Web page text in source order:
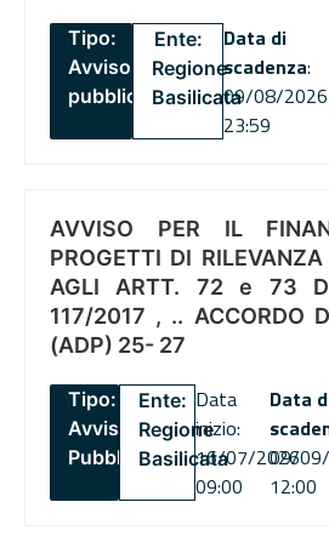
Tipo:
Avviso
pubblico
Ente:
Regione
Basilicata
Data di
scadenza:
09/08/2026
23:59
AVVISO PER IL
PROGETTI DI
AGLI ARTT. 72 e 73
117/2017 , .. ACCORDO
(ADP) 25- 27
Tipo:
Avviso
Pubblico
Ente:
Regione
Basilicata
Data
inizio:
16/07/2026
09:00
Data
09/
12:00